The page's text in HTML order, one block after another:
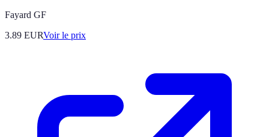
Fayard GF
3.89 EURVoir le prix